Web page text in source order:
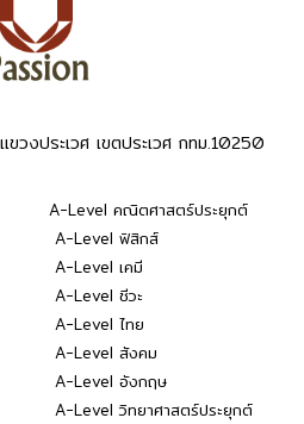
งประเวศ เขตประเวศ กทม.10250
A-Level คณิตศาสตร์ประยุกต์
A-Level ฟิสิกส์
A-Level เคมี
A-Level ชีวะ
A-Level ไทย
A-Level สังคม
A-Level อังกฤษ
A-Level วิทยาศาสตร์ประยุกต์